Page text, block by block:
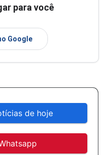
para você
Google
de hoje